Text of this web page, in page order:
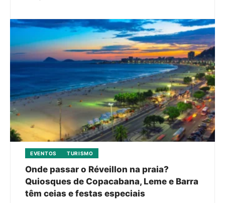
EVENTOS TURISMO
Onde passar o Réveillon na praia?
Quiosques de Copacabana, Leme e Barra
têm ceias e festas especiais